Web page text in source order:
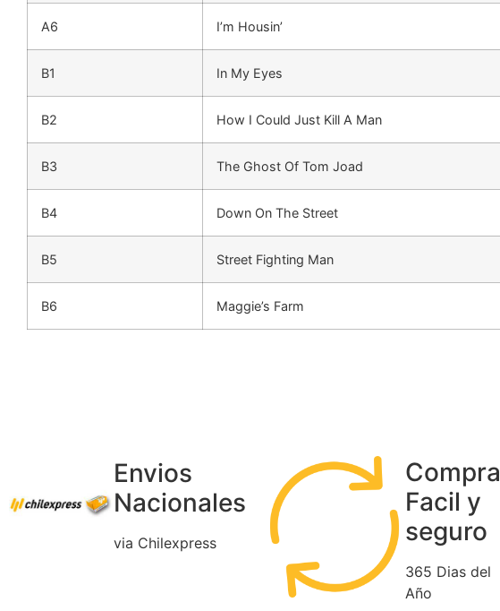
A6 I’m Housin’
B1 In My Eyes
B2 How I Could Just Kill A Man
B3 The Ghost Of Tom Joad
B4 Down On The Street
B5 Street Fighting Man
B6 Maggie’s Farm
Envios
Nacionales
via Chilexpress
Compra
Facil y
seguro
365 Dias del
Año